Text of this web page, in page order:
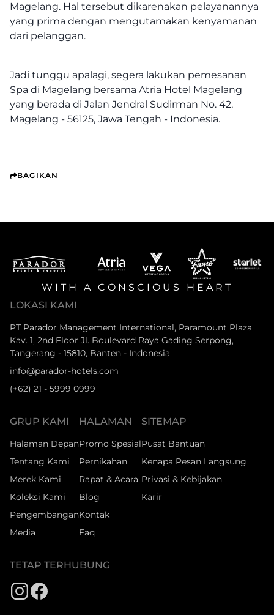
Magelang. Hal tersebut dikarenakan pelayanannya
yang prima dengan mengutamakan kenyamanan
dari pelanggan.
Jadi tunggu apalagi, segera lakukan pemesanan
Spa di Magelang bersama Atria Hotel Magelang
yang berada di Jalan Jendral Sudirman No. 42,
Magelang - 56125, Jawa Tengah - Indonesia.
BAGIKAN
WITH A CONSCIOUS HEART
LOKASI KAMI
PT Parador Management International, Paramount Plaza
Kav. 1, 2nd Floor Jl. Boulevard Raya Gading Serpong,
Tangerang - 15810, Banten - Indonesia
info@parador-hotels.com
(+62) 21 - 5999 0999
GRUP KAMI
Halaman Depan
Tentang Kami
Merek Kami
Koleksi Kami
Pengembangan
Media
HALAMAN
Promo Spesial
Pernikahan
Rapat & Acara
Blog
Kontak
Faq
SITEMAP
Pusat Bantuan
Kenapa Pesan Langsung
Privasi & Kebijakan
Karir
TETAP TERHUBUNG